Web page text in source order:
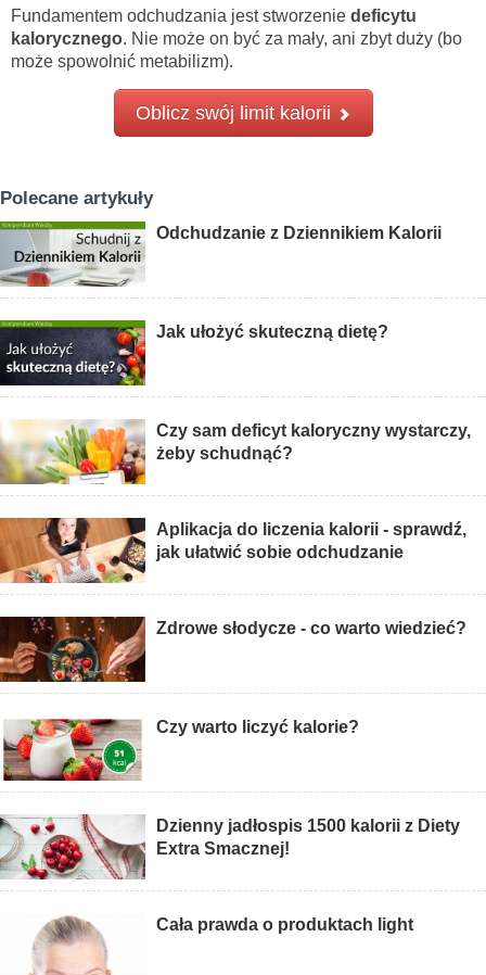
Fundamentem odchudzania jest stworzenie deficytu
kalorycznego. Nie może on być za mały, ani zbyt duży (bo
może spowolnić metabilizm).
Oblicz swój limit kalorii
Polecane artykuły
Odchudzanie z Dziennikiem Kalorii
Jak ułożyć skuteczną dietę?
Czy sam deficyt kaloryczny wystarczy,
żeby schudnąć?
Aplikacja do liczenia kalorii - sprawdź,
jak ułatwić sobie odchudzanie
Zdrowe słodycze - co warto wiedzieć?
Czy warto liczyć kalorie?
Dzienny jadłospis 1500 kalorii z Diety
Extra Smacznej!
Cała prawda o produktach light